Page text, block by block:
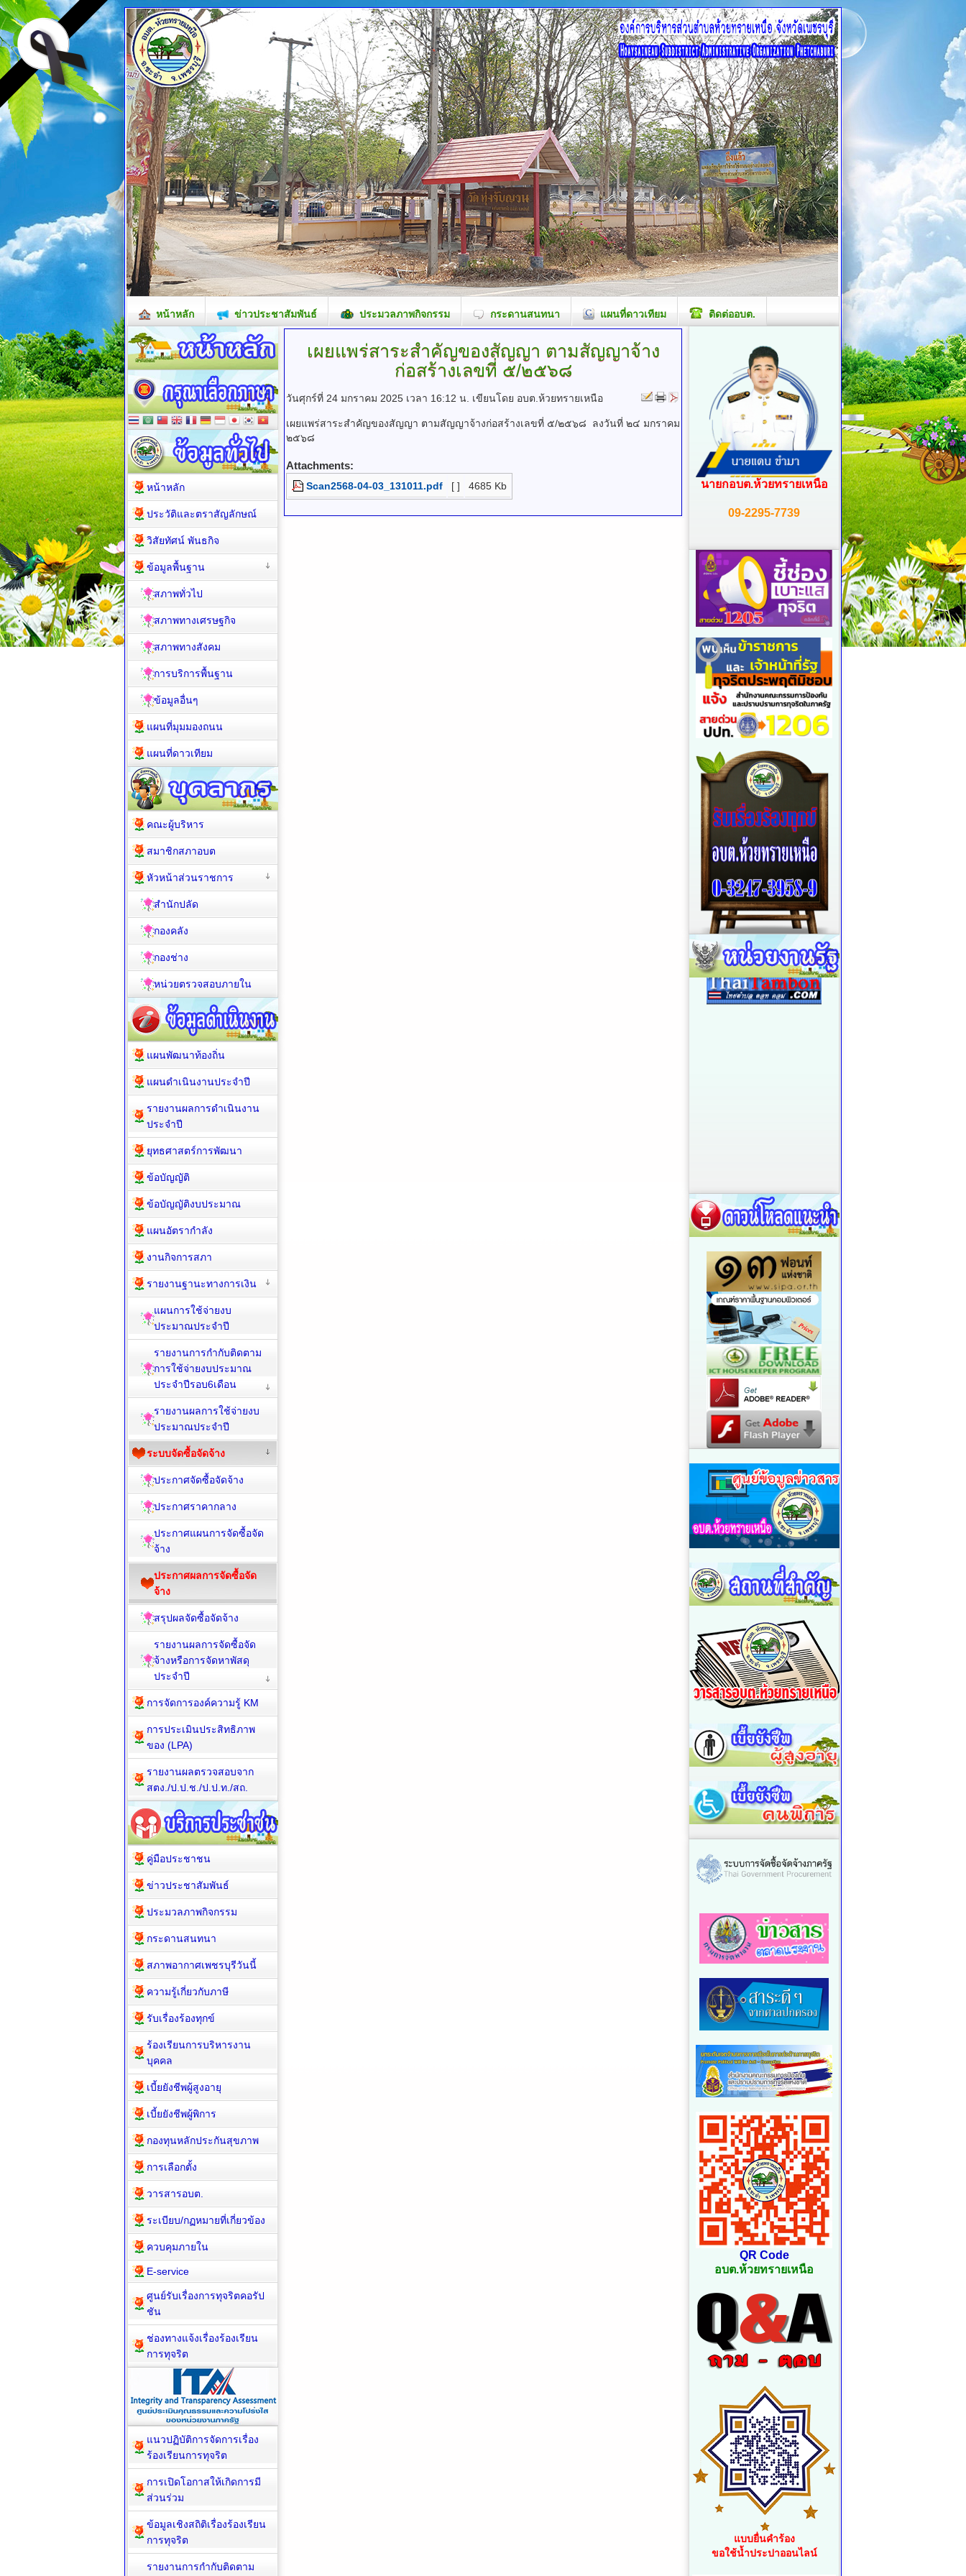
หน้าหลัก ข่าวประชาสัมพันธ์ ประมวลภาพกิจกรรม กระดานสนทนา แผนที่ดาวเทียม ติดต่ออบต.
เผยแพร่สาระสำคัญของสัญญา ตามสัญญาจ้าง
ก่อสร้างเลขที่ ๕/๒๕๖๘
วันศุกร์ที่ 24 มกราคม 2025 เวลา 16:12 น. เขียนโดย อบต.ห้วยทรายเหนือ
เผยแพร่สาระสำคัญของสัญญา ตามสัญญาจ้างก่อสร้างเลขที่ ๕/๒๕๖๘ ลงวันที่ ๒๔ มกราคม
๒๕๖๘
Attachments:
Scan2568-04-03_131011.pdf [ ] 4685 Kb
หน้าหลัก
ประวัติและตราสัญลักษณ์
วิสัยทัศน์ พันธกิจ
ข้อมูลพื้นฐาน
สภาพทั่วไป
สภาพทางเศรษฐกิจ
สภาพทางสังคม
การบริการพื้นฐาน
ข้อมูลอื่นๆ
แผนที่มุมมองถนน
แผนที่ดาวเทียม
คณะผู้บริหาร
สมาชิกสภาอบต
หัวหน้าส่วนราชการ
สำนักปลัด
กองคลัง
กองช่าง
หน่วยตรวจสอบภายใน
แผนพัฒนาท้องถิ่น
แผนดำเนินงานประจำปี
รายงานผลการดำเนินงาน
ประจำปี
ยุทธศาสตร์การพัฒนา
ข้อบัญญัติ
ข้อบัญญัติงบประมาณ
แผนอัตรากำลัง
งานกิจการสภา
รายงานฐานะทางการเงิน
แผนการใช้จ่ายงบ
ประมาณประจำปี
รายงานการกำกับติดตาม
การใช้จ่ายงบประมาณ
ประจำปีรอบ6เดือน
รายงานผลการใช้จ่ายงบ
ประมาณประจำปี
ระบบจัดซื้อจัดจ้าง
ประกาศจัดซื้อจัดจ้าง
ประกาศราคากลาง
ประกาศแผนการจัดซื้อจัด
จ้าง
ประกาศผลการจัดซื้อจัด
จ้าง
สรุปผลจัดซื้อจัดจ้าง
รายงานผลการจัดซื้อจัด
จ้างหรือการจัดหาพัสดุ
ประจำปี
การจัดการองค์ความรู้ KM
การประเมินประสิทธิภาพ
ของ (LPA)
รายงานผลตรวจสอบจาก
สตง./ป.ป.ช./ป.ป.ท./สถ.
คู่มือประชาชน
ข่าวประชาสัมพันธ์
ประมวลภาพกิจกรรม
กระดานสนทนา
สภาพอากาศเพชรบุรีวันนี้
ความรู้เกี่ยวกับภาษี
รับเรื่องร้องทุกข์
ร้องเรียนการบริหารงาน
บุคคล
เบี้ยยังชีพผู้สูงอายุ
เบี้ยยังชีพผู้พิการ
กองทุนหลักประกันสุขภาพ
การเลือกตั้ง
วารสารอบต.
ระเบียบ/กฏหมายที่เกี่ยวข้อง
ควบคุมภายใน
E-service
ศูนย์รับเรื่องการทุจริตคอรัป
ชัน
ช่องทางแจ้งเรื่องร้องเรียน
การทุจริต
แนวปฏิบัติการจัดการเรื่อง
ร้องเรียนการทุจริต
การเปิดโอกาสให้เกิดการมี
ส่วนร่วม
ข้อมูลเชิงสถิติเรื่องร้องเรียน
การทุจริต
รายงานการกำกับติดตาม
นายกอบต.ห้วยทรายเหนือ
09-2295-7739
QR Code
อบต.ห้วยทรายเหนือ
แบบยื่นคำร้อง
ขอใช้น้ำประปาออนไลน์